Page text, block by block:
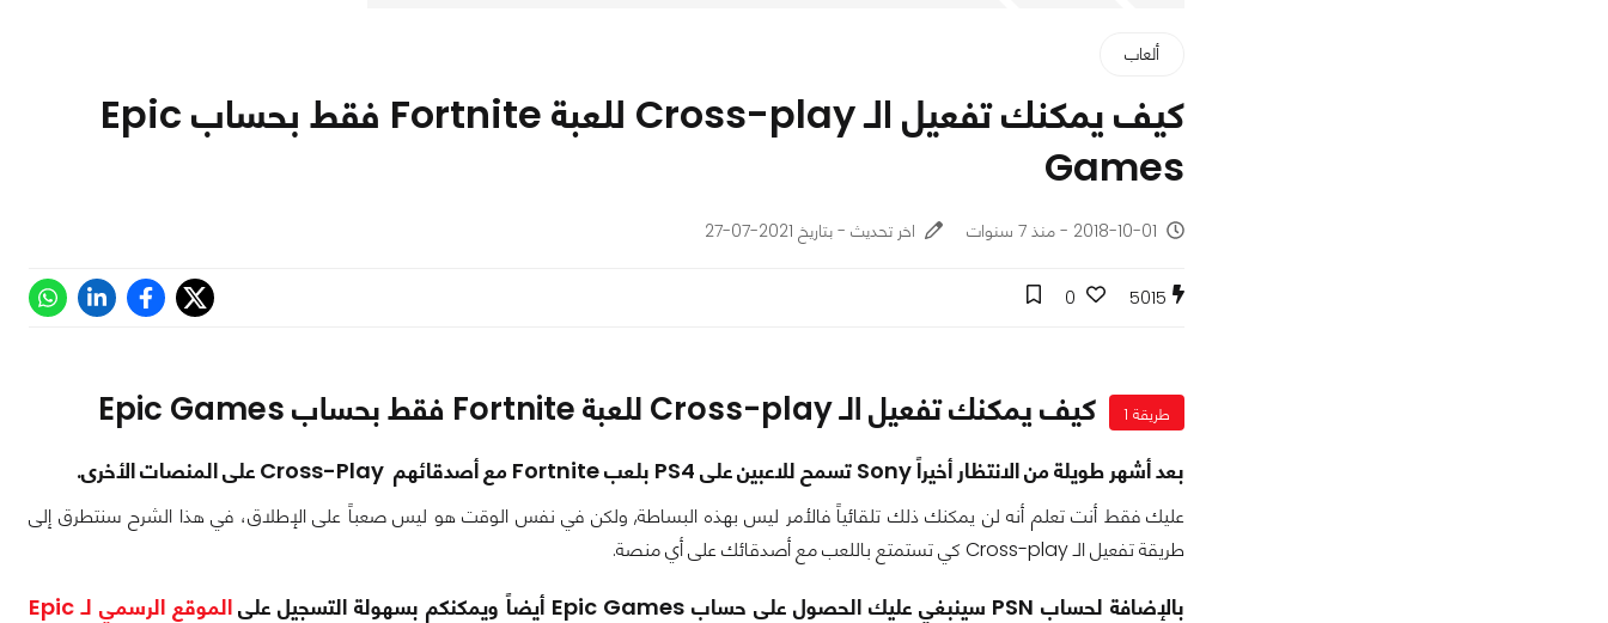
ألعاب
كيف يمكنك تفعيل الـ Cross-play للعبة Fortnite فقط بحساب Epic
Games
2018-10-01 - منذ 7 سنوات اخر تحديث - بتاريخ 2021-07-27
5015
0
طريقة 1 كيف يمكنك تفعيل الـ Cross-play للعبة Fortnite فقط بحساب Epic Games
بعد أشهر طويلة من الانتظار أخيراً Sony تسمح للاعبين على PS4 بلعب Fortnite مع أصدقائهم Cross-Play على المنصات الأخرى.
عليك فقط أنت تعلم أنه لن يمكنك ذلك تلقائياً فالأمر ليس بهذه البساطة, ولكن في نفس الوقت هو ليس صعباً على الإطلاق، في هذا الشرح سنتطرق إلى
طريقة تفعيل الـ Cross-play كي تستمتع باللعب مع أصدقائك على أي منصة.
بالإضافة لحساب PSN سينبغي عليك الحصول على حساب Epic Games أيضاً ويمكنكم بسهولة التسجيل على
الموقع الرسمي لـ Epic